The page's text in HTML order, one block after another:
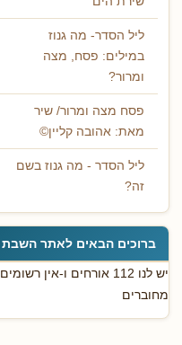
ליל הסדר- מה גנוז
במילים: פסח, מצה
ומרור?
פסח מצה ומרור/ שיר
מאת: אהובה קליין©
ליל הסדר - מה גנוז בשם
זה?
ברוכים הבאים לאתר השבת
יש לנו 112 אורחים ו-אין רשומים
מחוברים